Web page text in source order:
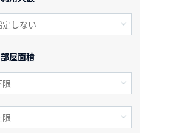
部屋面積